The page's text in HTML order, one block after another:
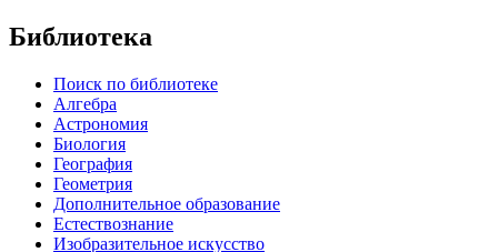
Библиотека
Поиск по библиотеке
Алгебра
Астрономия
Биология
География
Геометрия
Дополнительное образование
Естествознание
Изобразительное искусство